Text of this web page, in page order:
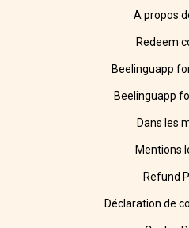
A propos
Redeem
Beelinguapp
Beelinguapp
Dans les
Mentions
Refund
Déclaration de